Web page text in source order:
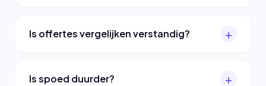
Is offertes vergelijken verstandig?
Is spoed duurder?